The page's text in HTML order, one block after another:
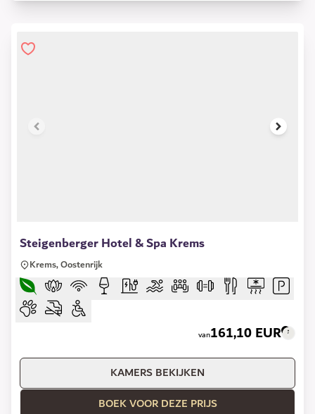
Steigenberger Hotel & Spa Krems
Krems, Oostenrijk
van161,10 EUR
KAMERS BEKIJKEN
BOEK VOOR DEZE PRIJS